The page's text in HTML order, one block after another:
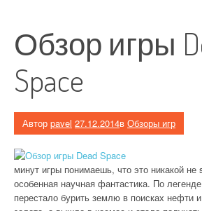
Обзор игры
Space
Автор pavel 27.12.2014в Обзоры игр
минут игры понимаешь, что это никакой не
особенная научная фантастика. По
перестало бурить землю в поисках нефти